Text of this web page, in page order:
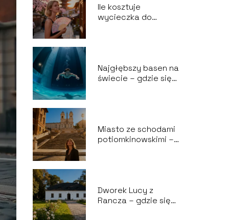
Ile kosztuje
wycieczka do
Najgłębszy basen na
świecie – gdzie się
Miasto ze schodami
potiomkinowskimi –
Dworek Lucy z
Rancza – gdzie się